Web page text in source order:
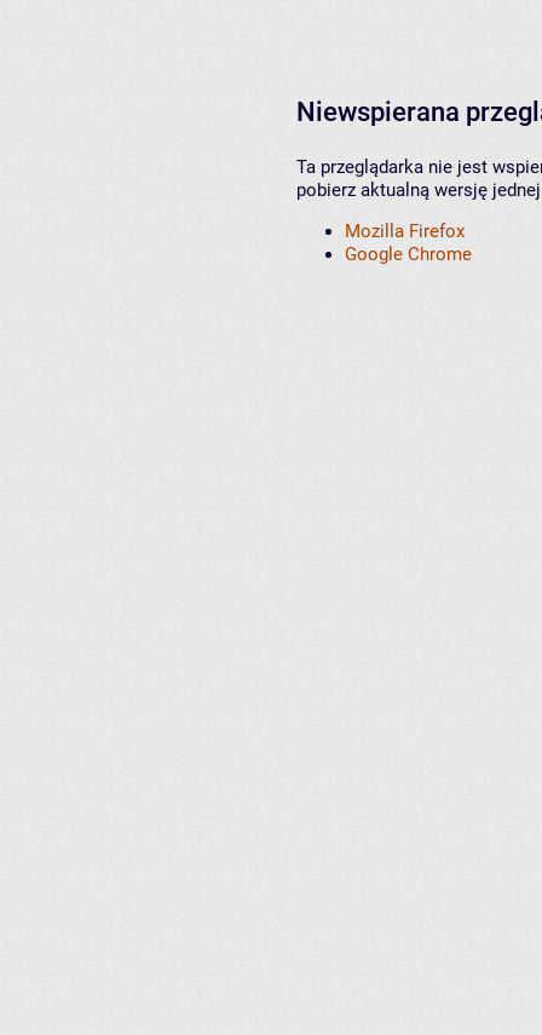
Niewspierana
Ta przeglądarka nie jest
pobierz aktualną wersję
Mozilla Firefox
Google Chrome